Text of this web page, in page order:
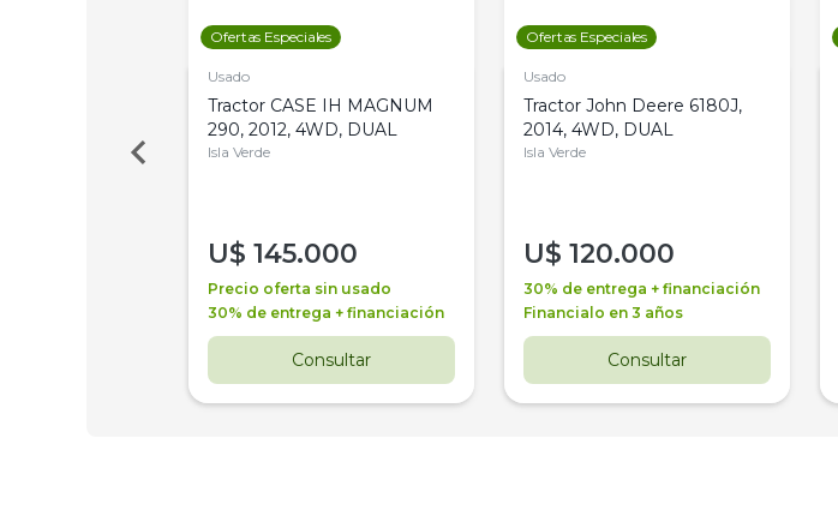
Ofertas Especiales
Usado
Tractor CASE IH MAGNUM
290, 2012, 4WD, DUAL
Isla Verde
U$ 145.000
Precio oferta sin usado
30% de entrega + financiación
Consultar
Ofertas Especiales
Usado
Tractor John Deere 6180J,
2014, 4WD, DUAL
Isla Verde
U$ 120.000
30% de entrega + financiación
Financialo en 3 años
Consultar